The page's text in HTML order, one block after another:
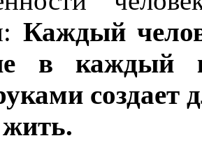
Каждый
в каждый
создает
жить.